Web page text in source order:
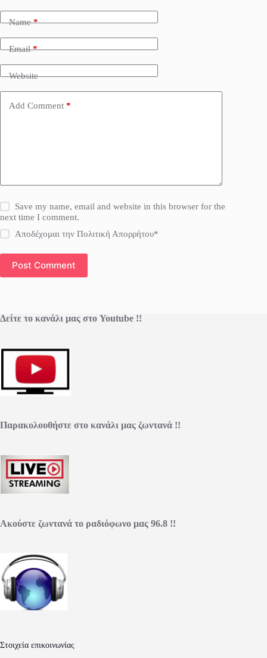
Name*
Email*
Website
Add Comment *
Save my name, email and website in this browser for the
next time I comment.
Αποδέχομαι την Πολιτική Απορρήτου*
Post Comment
Δείτε το κανάλι μας στο Youtube !!
Παρακολουθήστε στο κανάλι μας ζωντανά !!
Ακούστε ζωντανά το ραδιόφωνο μας 96.8 !!
Στοιχεία επικοινωνίας